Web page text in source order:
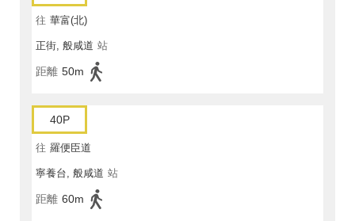
往 華富(北)
正街, 般咸道 站
距離 50m
40P
往 羅便臣道
寧養台, 般咸道 站
距離 60m